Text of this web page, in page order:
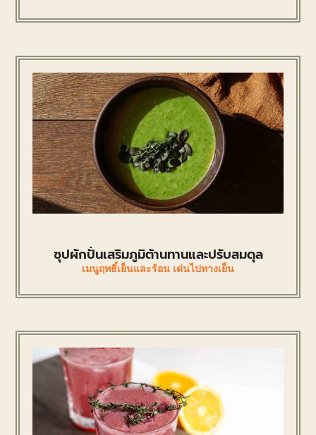
ซุปผักปั่นเสริมภูมิต้านทานและปรับสมดุล
เมนูฤทธิ์เย็นและร้อน เด่นไปทางเย็น